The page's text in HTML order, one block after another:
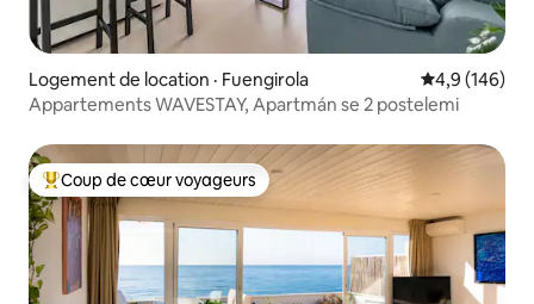
Logement de location · Fuengirola Note
4,9 (146)
Appartements WAVESTAY, Apartmán se 2 postelemi
Coup de cœur voyageurs parmi les plus aimés
Coup de cœur voyageurs